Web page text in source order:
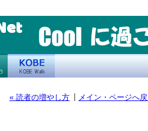
« 読者の増やし方 メイン・ページへ